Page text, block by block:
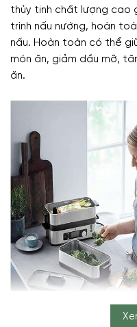
thủy tinh chất lượng cao
trình nấu nướng, hoàn
nấu. Hoàn toàn có thể
món ăn, giảm dầu mỡ,
ăn.